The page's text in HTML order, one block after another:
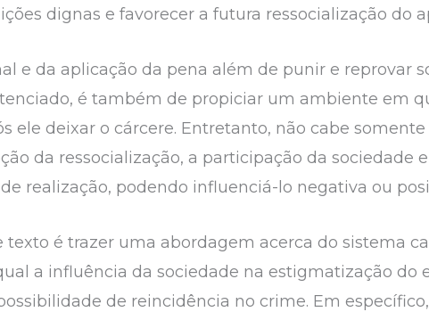
dignas e favorecer a futura ressocialização do
e da aplicação da pena além de punir e reprovar
é também de propiciar um ambiente em
ele deixar o cárcere. Entretanto, não cabe somente
da ressocialização, a participação da sociedade
realização, podendo influenciá-lo negativa ou
é trazer uma abordagem acerca do sistema
a influência da sociedade na estigmatização do
de reincidência no crime. Em